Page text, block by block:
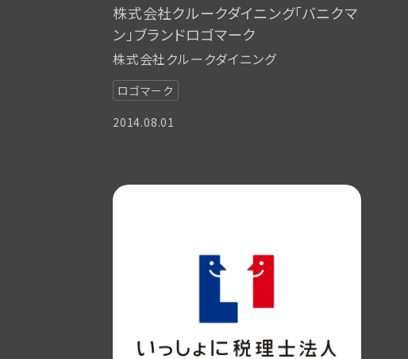
株式会社クルークダイニング「バニクマ
ン」ブランドロゴマーク
株式会社クルークダイニング
ロゴマーク
2014.08.01